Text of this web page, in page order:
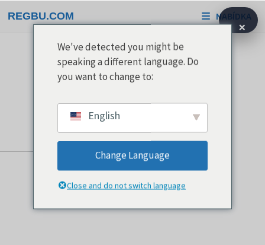
na
REGBU.COM NABÍDKA
×
We've detected you might be
speaking a different language. Do
you want to change to:
English
Change Language
Close and do not switch language